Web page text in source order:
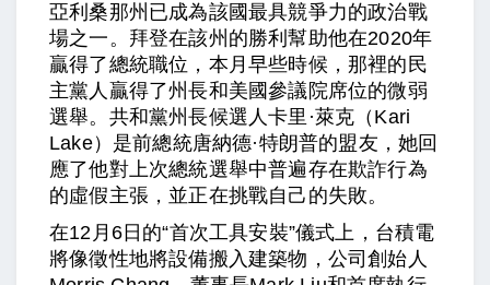
亞利桑那州已成為該國最具競爭力的政治戰
場之一。拜登在該州的勝利幫助他在2020年
贏得了總統職位，本月早些時候，那裡的民
主黨人贏得了州長和美國參議院席位的微弱
選舉。共和黨州長候選人卡里·萊克（Kari
Lake）是前總統唐納德·特朗普的盟友，她回
應了他對上次總統選舉中普遍存在欺詐行為
的虛假主張，並正在挑戰自己的失敗。
在12月6日的“首次工具安裝”儀式上，台積電
將像徵性地將設備搬入建築物，公司創始人